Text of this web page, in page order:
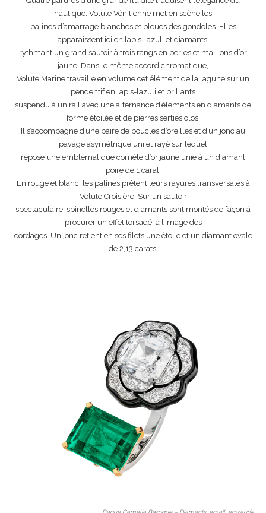
nautique. Volute Vénitienne met en scène les
palines d’amarrage blanches et bleues des gondoles. Elles
apparaissent ici en lapis-lazuli et diamants,
rythmant un grand sautoir à trois rangs en perles et maillons d’or
jaune. Dans le même accord chromatique,
Volute Marine travaille en volume cet élément de la lagune sur un
pendentif en lapis-lazuli et brillants
suspendu à un rail avec une alternance d’éléments en diamants de
forme étoilée et de pierres serties clos.
Il s’accompagne d’une paire de boucles d’oreilles et d’un jonc au
pavage asymétrique uni et rayé sur lequel
repose une emblématique comète d’or jaune unie à un diamant
poire de 1 carat.
En rouge et blanc, les palines prêtent leurs rayures transversales à
Volute Croisière. Sur un sautoir
spectaculaire, spinelles rouges et diamants sont montés de façon à
procurer un effet torsadé, à l’image des
cordages. Un jonc retient en ses filets une étoile et un diamant ovale
de 2,13 carats.
Bague Camelia Baroque – Diamants, email, emraude